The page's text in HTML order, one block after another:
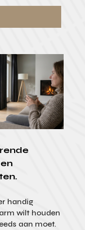
handig
wilt houden
aan moet.